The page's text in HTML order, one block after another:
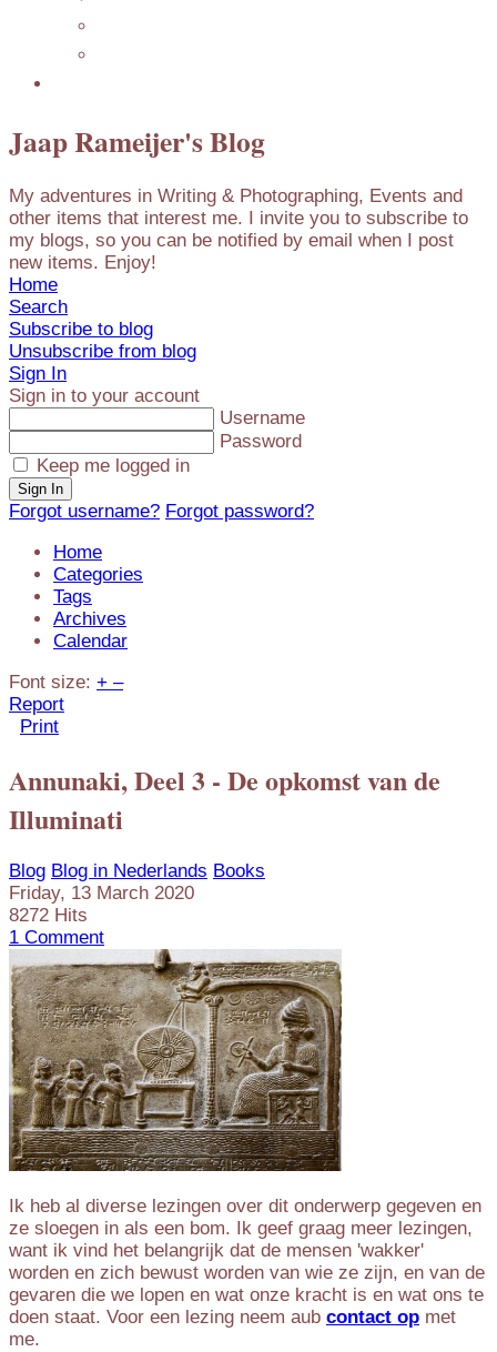
Jaap Rameijer's Blog
My adventures in Writing & Photographing, Events and
other items that interest me. I invite you to subscribe to
my blogs, so you can be notified by email when I post
new items. Enjoy!
Home
Search
Subscribe to blog
Unsubscribe from blog
Sign In
Sign in to your account
Username
Password
Keep me logged in
Sign In
Forgot username? Forgot password?
Home
Categories
Tags
Archives
Calendar
Font size: + –
Report
Print
Annunaki, Deel 3 - De opkomst van de
Illuminati
Blog Blog in Nederlands Books
Friday, 13 March 2020
8272 Hits
1 Comment
Ik heb al diverse lezingen over dit onderwerp gegeven en
ze sloegen in als een bom. Ik geef graag meer lezingen,
want ik vind het belangrijk dat de mensen 'wakker'
worden en zich bewust worden van wie ze zijn, en van de
gevaren die we lopen en wat onze kracht is en wat ons te
doen staat. Voor een lezing neem aub contact op met
me.